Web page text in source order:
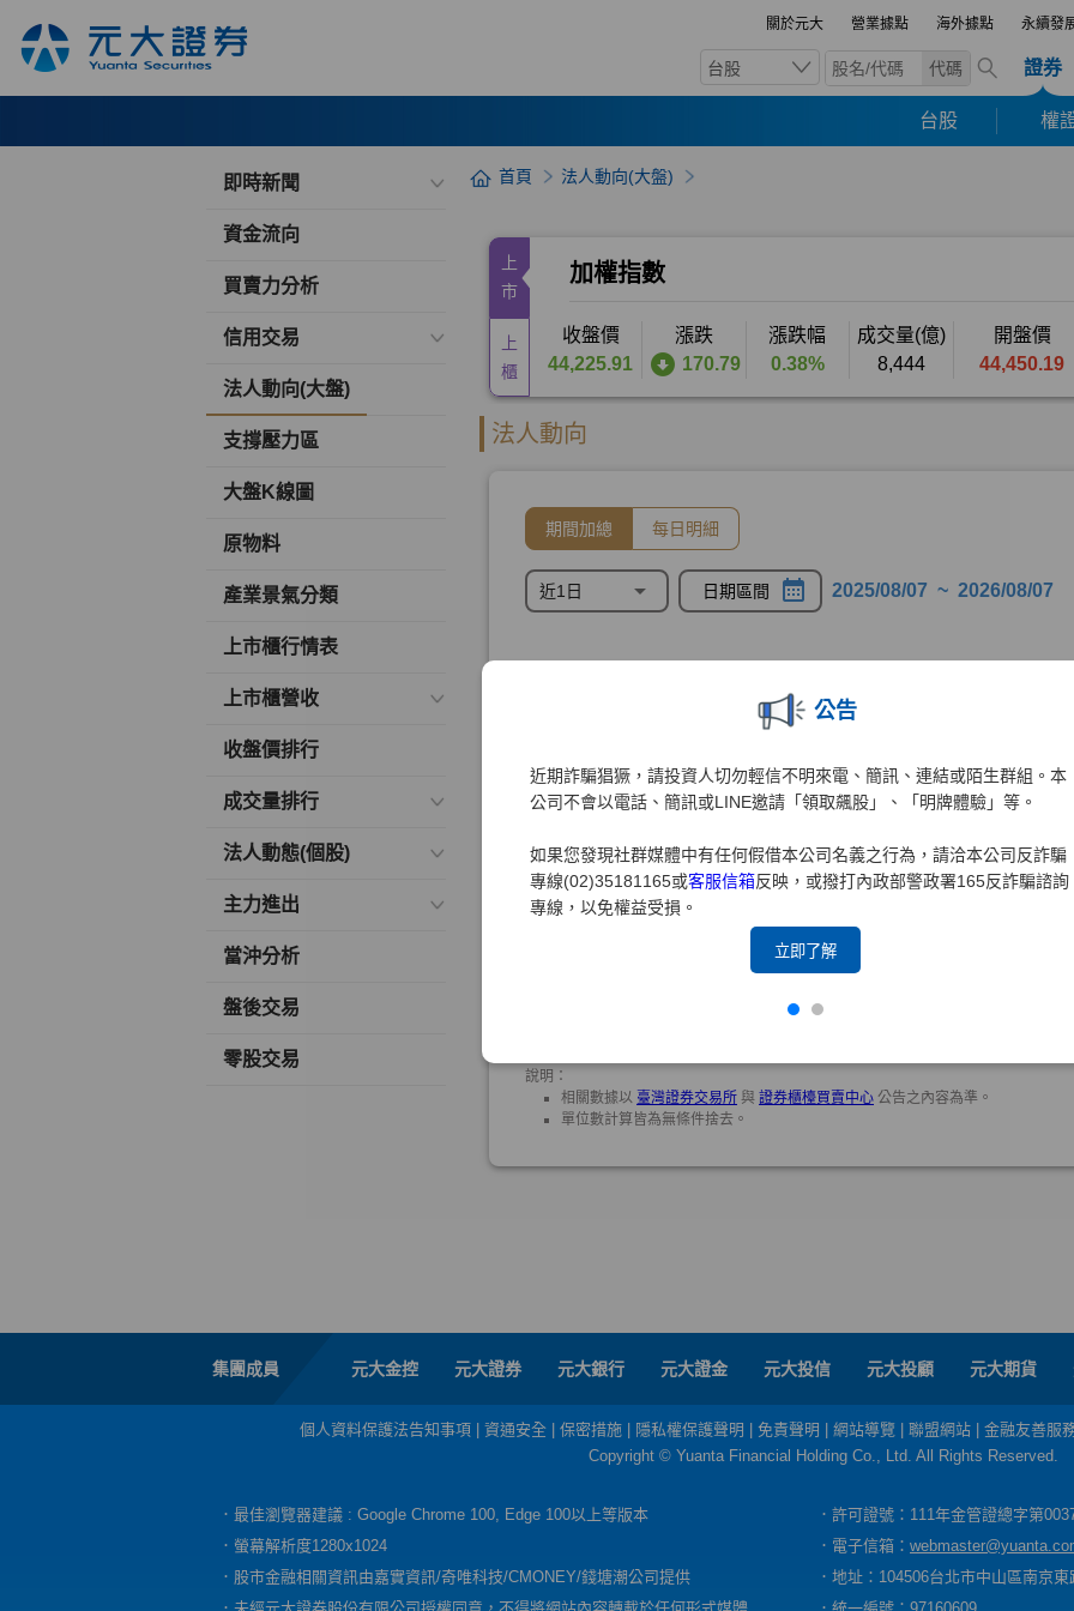
關於元大 營業據點 海外據點 永續發
台股 代碼 證券
台股 權
公告
近期詐騙猖獗，請投資人切勿輕信不明來電、簡訊、連結或陌生群組。本
公司不會以電話、簡訊或LINE邀請「領取飆股」、「明牌體驗」等。
如果您發現社群媒體中有任何假借本公司名義之行為，請洽本公司反詐騙
專線(02)35181165或客服信箱反映，或撥打內政部警政署165反詐騙諮詢
專線，以免權益受損。
立即了解
即時新聞
資金流向
買賣力分析
信用交易
法人動向(大盤)
支撐壓力區
大盤K線圖
原物料
產業景氣分類
上市櫃行情表
上市櫃營收
收盤價排行
成交量排行
法人動態(個股)
主力進出
當沖分析
盤後交易
零股交易
首頁 法人動向(大盤)
集團成員 元大金控 元大證券 元大銀行 元大證金 元大投信 元大投顧 元大期貨
個人資料保護法告知事項 資通安全 保密措施 隱私權保護聲明 免責聲明 網站導覽 聯盟網站
金融友善服
Copyright © Yuanta Financial Holding Co., Ltd. All Rights Reserved.
．最佳瀏覽器建議 : Google Chrome 100, Edge 100以上等版本
．許可證號：111年金管證總字第
．螢幕解析度1280x1024
．電子信箱：
．股市金融相關資訊由嘉實資訊/奇唯科技/CMONEY/錢塘潮公司提供
．地址：104506台北市中山區南京